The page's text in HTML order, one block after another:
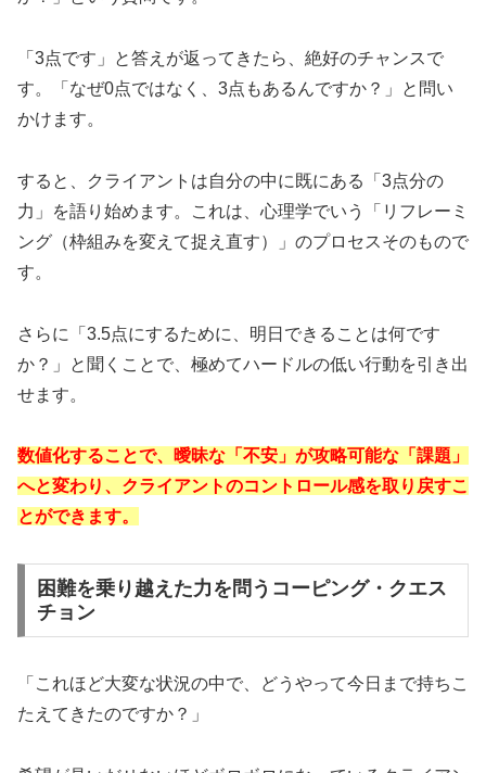
「3点です」と答えが返ってきたら、絶好のチャンスで
す。「なぜ0点ではなく、3点もあるんですか？」と問い
かけます。
すると、クライアントは自分の中に既にある「3点分の
力」を語り始めます。これは、心理学でいう「リフレーミ
ング（枠組みを変えて捉え直す）」のプロセスそのもので
す。
さらに「3.5点にするために、明日できることは何です
か？」と聞くことで、極めてハードルの低い行動を引き出
せます。
数値化することで、曖昧な「不安」が攻略可能な「課題」
へと変わり、クライアントのコントロール感を取り戻すこ
とができます。
困難を乗り越えた力を問うコーピング・クエス
チョン
「これほど大変な状況の中で、どうやって今日まで持ちこ
たえてきたのですか？」